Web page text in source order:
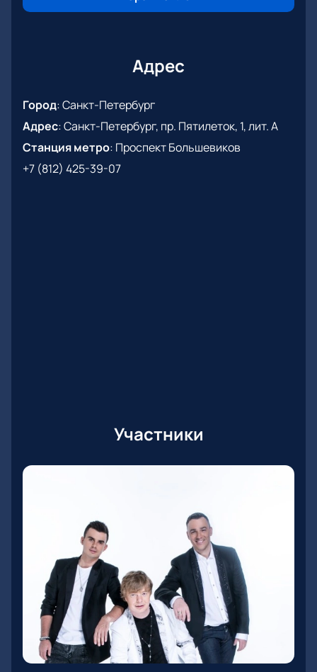
Адрес
Город:Санкт-Петербург
Адрес:Санкт-Петербург, пр. Пятилеток, 1, лит. А
Станция метро: Проспект Большевиков
+7 (812) 425-39-07
Участники